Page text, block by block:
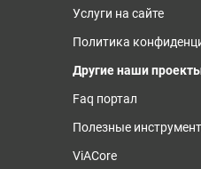
Услуги на сайте
Политика
Другие наши
Faq портал
Полезные
ViACore